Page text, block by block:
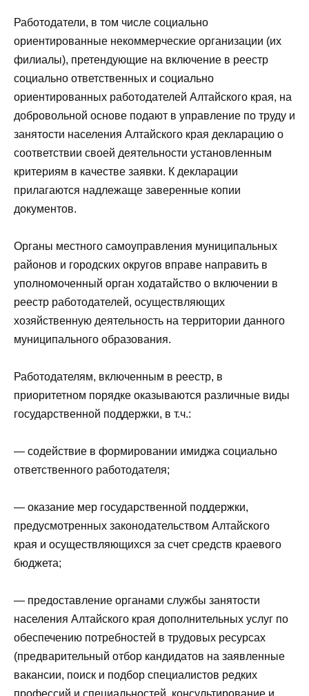
Работодатели, в том числе социально
ориентированные некоммерческие организации (их
филиалы), претендующие на включение в реестр
социально ответственных и социально
ориентированных работодателей Алтайского края, на
добровольной основе подают в управление по труду и
занятости населения Алтайского края декларацию о
соответствии своей деятельности установленным
критериям в качестве заявки. К декларации
прилагаются надлежаще заверенные копии
документов.
Органы местного самоуправления муниципальных
районов и городских округов вправе направить в
уполномоченный орган ходатайство о включении в
реестр работодателей, осуществляющих
хозяйственную деятельность на территории данного
муниципального образования.
Работодателям, включенным в реестр, в
приоритетном порядке оказываются различные виды
государственной поддержки, в т.ч.:
— содействие в формировании имиджа социально
ответственного работодателя;
— оказание мер государственной поддержки,
предусмотренных законодательством Алтайского
края и осуществляющихся за счет средств краевого
бюджета;
— предоставление органами службы занятости
населения Алтайского края дополнительных услуг по
обеспечению потребностей в трудовых ресурсах
(предварительный отбор кандидатов на заявленные
вакансии, поиск и подбор специалистов редких